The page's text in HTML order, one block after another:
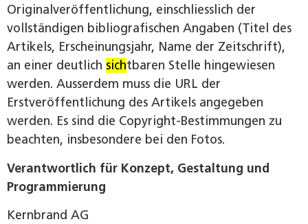
Originalveröffentlichung, einschliesslich der
vollständigen bibliografischen Angaben (Titel des
Artikels, Erscheinungsjahr, Name der Zeitschrift),
an einer deutlich sichtbaren Stelle hingewiesen
werden. Ausserdem muss die URL der
Erstveröffentlichung des Artikels angegeben
werden. Es sind die Copyright-Bestimmungen zu
beachten, insbesondere bei den Fotos.
Verantwortlich für Konzept, Gestaltung und
Programmierung
Kernbrand AG